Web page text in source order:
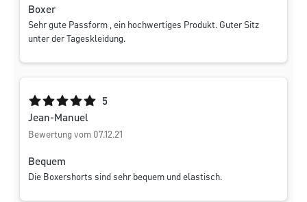
Boxer
Sehr gute Passform , ein hochwertiges Produkt. Guter Sitz
unter der Tageskleidung.
Durchschnittliche Bewertung von 5 von 5 Sternen
5
Jean-Manuel
Bewertung vom 07.12.21
Bequem
Die Boxershorts sind sehr bequem und elastisch.